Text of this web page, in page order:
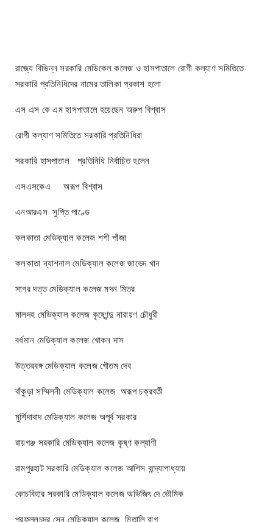
রাজ্যে বিভিন্ন সরকারি মেডিকেল কলেজ ও হাসপাতালে রোগী কল্যাণ সমিতিতে
সরকারি প্রতিনিধিদের নামের তালিকা প্রকাশ হলো
এস এস কে এম হাসপাতালে হয়েছেন অরুপ বিশ্বাস
রোগী কল্যাণ সমিতিতে সরকারি প্রতিনিধিরা
সরকারি হাসপাতাল ‌ প্রতিনিধি নির্বাচিত হলেন
এসএসকেএ অরূপ বিশ্বাস
এনআরএস সুপ্তি পাণ্ডে
কলকাতা মেডিক্যাল কলেজ শশী পাঁজা
কলকাতা ন্যাশনাল মেডিক্যাল কলেজ জাভেদ খান
সাগর দত্ত মেডিক্যাল কলেজ মদন মিত্র
মালদহ মেডিক্যাল কলেজ কৃষ্ণেন্দু নারায়ণ চৌধুরী
বর্ধমান মেডিক্যাল কলেজ খোকন দাস
উত্তরবঙ্গ মেডিক্যাল কলেজ গৌতম দেব
বাঁকুড়া সম্মিলনী মেডিক্যাল কলেজ অরূপ চক্রবর্তী
মুর্শিদাবাদ মেডিক্যাল কলেজ অপূর্ব সরকার
রায়গঞ্জ সরকারি মেডিক্যাল কলেজ কৃষ্ণ কল্যাণী
রামপুরহাট সরকারি মেডিক্যাল কলেজ আশিস বন্দ্যোপাধ্যায়
কোচবিহার সরকারি মেডিক্যাল কলেজ অভিজিৎ দে ভৌমিক
প্রফুল্লচন্দ্র সেন মেডিক্যাল কলেজ মিতালি বাগ